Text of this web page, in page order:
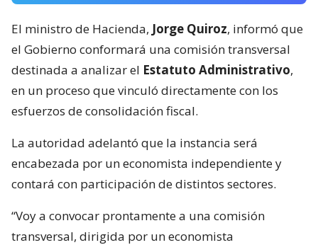
El ministro de Hacienda, Jorge Quiroz, informó que
el Gobierno conformará una comisión transversal
destinada a analizar el Estatuto Administrativo,
en un proceso que vinculó directamente con los
esfuerzos de consolidación fiscal.
La autoridad adelantó que la instancia será
encabezada por un economista independiente y
contará con participación de distintos sectores.
“Voy a convocar prontamente a una comisión
transversal, dirigida por un economista